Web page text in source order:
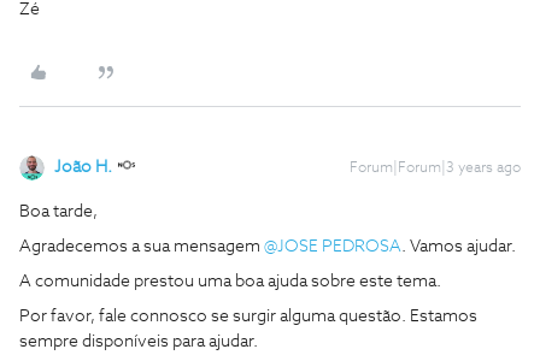
Zé
João H. Forum|Forum|3 years ago
Boa tarde,
Agradecemos a sua mensagem @JOSE PEDROSA. Vamos ajudar.
A comunidade prestou uma boa ajuda sobre este tema.
Por favor, fale connosco se surgir alguma questão. Estamos
sempre disponíveis para ajudar.